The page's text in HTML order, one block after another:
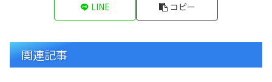
LINE コピー
関連記事